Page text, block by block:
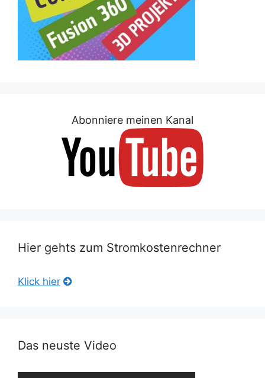
Abonniere meinen Kanal
Hier gehts zum Stromkostenrechner
Klick hier
Das neuste Video